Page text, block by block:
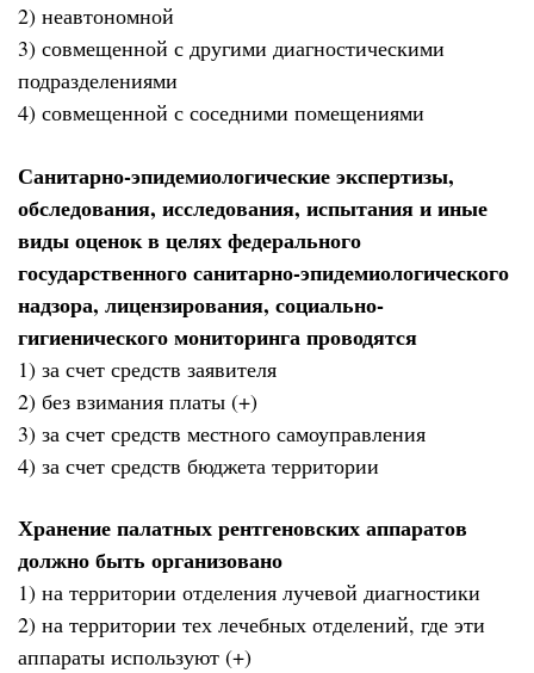
2) неавтономной
3) совмещенной с другими диагностическими
подразделениями
4) совмещенной с соседними помещениями
Санитарно-эпидемиологические экспертизы,
обследования, исследования, испытания и иные
виды оценок в целях федерального
государственного санитарно-эпидемиологического
надзора, лицензирования, социально-
гигиенического мониторинга проводятся
1) за счет средств заявителя
2) без взимания платы (+)
3) за счет средств местного самоуправления
4) за счет средств бюджета территории
Хранение палатных рентгеновских аппаратов
должно быть организовано
1) на территории отделения лучевой диагностики
2) на территории тех лечебных отделений, где эти
аппараты используют (+)